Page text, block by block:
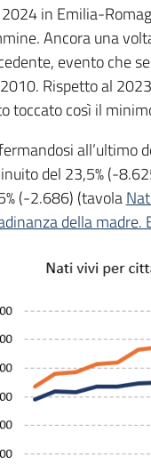
in Emilia-
Ancora una
evento che
Rispetto al
toccato così il
all’ultimo
del 23,5% (-
(-2.686) (tavola
della